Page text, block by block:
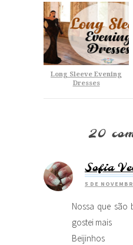
Long Sleeve Evening
Dresses
20
Sofia
5 DE
Nossa que são
gostei mais
Beijinhos